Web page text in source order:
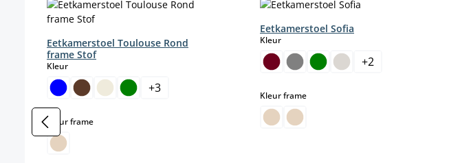
Eetkamerstoel Toulouse Rond
frame Stof
Kleurselect
+3
Kleur frameselect
Eetkamerstoel Sofia
Kleurselect
+2
Kleur frameselect